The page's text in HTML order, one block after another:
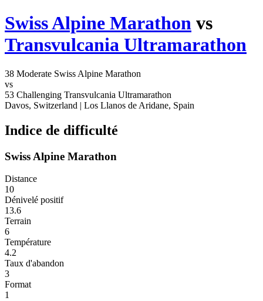
Swiss Alpine Marathon vs
Transvulcania Ultramarathon
38 Moderate Swiss Alpine Marathon
vs
53 Challenging Transvulcania Ultramarathon
Davos, Switzerland | Los Llanos de Aridane, Spain
Indice de difficulté
Swiss Alpine Marathon
Distance
10
Dénivelé positif
13.6
Terrain
6
Température
4.2
Taux d'abandon
3
Format
1